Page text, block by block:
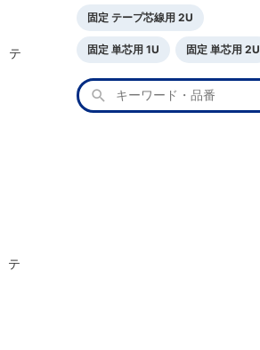
テ
テ
固定 テープ芯線用 2U
固定 単芯用 1U 固定 単芯用 2U